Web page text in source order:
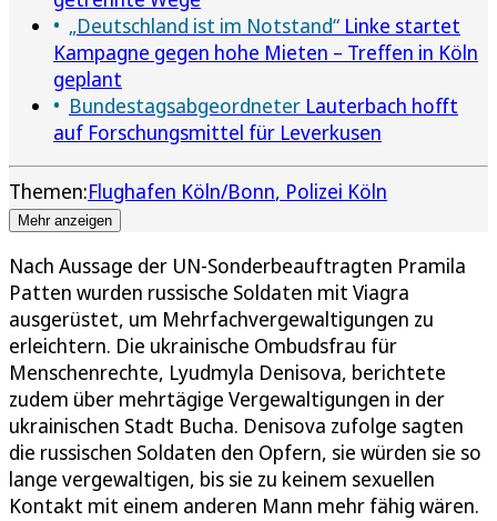
„Deutschland ist im Notstand“ Linke startet
Kampagne gegen hohe Mieten – Treffen in Köln
geplant
Bundestagsabgeordneter Lauterbach hofft
auf Forschungsmittel für Leverkusen
Themen:Flughafen Köln/Bonn Polizei Köln
Mehr anzeigen
Nach Aussage der UN-Sonderbeauftragten Pramila
Patten wurden russische Soldaten mit Viagra
ausgerüstet, um Mehrfachvergewaltigungen zu
erleichtern. Die ukrainische Ombudsfrau für
Menschenrechte, Lyudmyla Denisova, berichtete
zudem über mehrtägige Vergewaltigungen in der
ukrainischen Stadt Bucha. Denisova zufolge sagten
die russischen Soldaten den Opfern, sie würden sie so
lange vergewaltigen, bis sie zu keinem sexuellen
Kontakt mit einem anderen Mann mehr fähig wären.